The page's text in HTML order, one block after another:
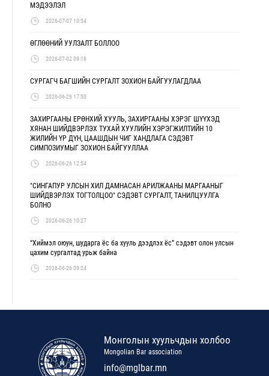
МЭДЭЭЛЭЛ
2026-07-07 10:54
ӨГЛӨӨНИЙ УУЛЗАЛТ БОЛЛОО
2026-07-02 09:18
СУРГАГЧ БАГШИЙН СУРГАЛТ ЗОХИОН БАЙГУУЛАГДЛАА
2026-06-26 17:50
ЗАХИРГААНЫ ЕРӨНХИЙ ХУУЛЬ, ЗАХИРГААНЫ ХЭРЭГ ШҮҮХЭД
ХЯНАН ШИЙДВЭРЛЭХ ТУХАЙ ХУУЛИЙН ХЭРЭГЖИЛТИЙН 10
ЖИЛИЙН ҮР ДҮН, ЦААШДЫН ЧИГ ХАНДЛАГА СЭДЭВТ
СИМПОЗИУМЫГ ЗОХИОН БАЙГУУЛЛАА
2026-06-26 12:54
"СИНГАПУР УЛСЫН ХИЛ ДАМНАСАН АРИЛЖААНЫ МАРГААНЫГ
ШИЙДВЭРЛЭХ ТОГТОЛЦОО" СЭДЭВТ СУРГАЛТ, ТАНИЛЦУУЛГА
БОЛНО
2026-06-26 10:27
“Хиймэл оюун, шударга ёс ба хууль дээдлэх ёс” сэдэвт олон улсын
цахим сургалтад урьж байна
2026-06-26 09:24
Монголын хуульчдын холбоо
Mongolian Bar association
info@mglbar.mn